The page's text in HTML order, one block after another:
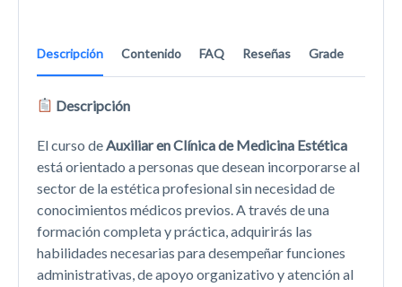
Descripción Contenido FAQ Reseñas Grade
Descripción
El curso de Auxiliar en Clínica de Medicina Estética
está orientado a personas que desean incorporarse al
sector de la estética profesional sin necesidad de
conocimientos médicos previos. A través de una
formación completa y práctica, adquirirás las
habilidades necesarias para desempeñar funciones
administrativas, de apoyo organizativo y atención al